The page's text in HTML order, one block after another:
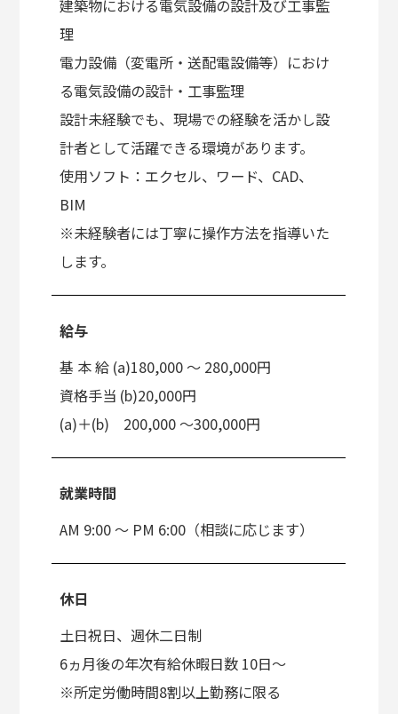
建築物における電気設備の設計及び工事監
理
電力設備（変電所・送配電設備等）におけ
る電気設備の設計・工事監理
設計未経験でも、現場での経験を活かし設
計者として活躍できる環境があります。
使用ソフト：エクセル、ワード、CAD、
BIM
※未経験者には丁寧に操作方法を指導いた
します。
給与
基 本 給 (a)180,000 〜 280,000円
資格手当 (b)20,000円
(a)＋(b) 200,000 ～300,000円
就業時間
AM 9:00 ～ PM 6:00（相談に応じます）
休日
土日祝日、週休二日制
6ヵ月後の年次有給休暇日数 10日～
※所定労働時間8割以上勤務に限る